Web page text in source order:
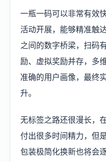
一瓶一码可以非常有效
活动开展，能够精准触
之间的数字桥梁，扫码
励、虚拟奖励并存，多
准确的用户画像，最终
升。
无标签之路还很漫长，
付出很多时间精力，但
包装极简化换新也将会